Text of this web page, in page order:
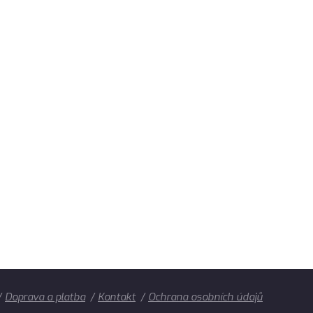
Doprava a platba Kontakt Ochrana osobních údajů